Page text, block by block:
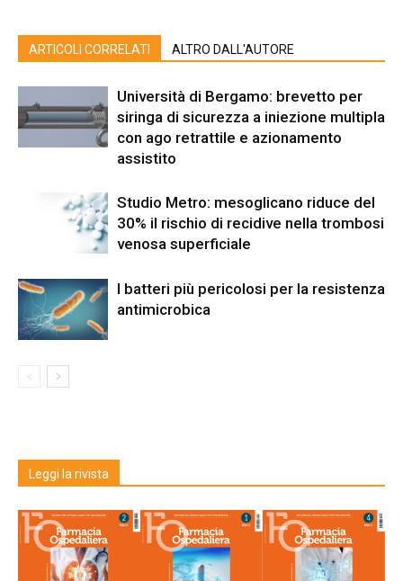
ARTICOLI CORRELATI ALTRO DALL'AUTORE
Università di Bergamo: brevetto per
siringa di sicurezza a iniezione multipla
con ago retrattile e azionamento
assistito
Studio Metro: mesoglicano riduce del
30% il rischio di recidive nella trombosi
venosa superficiale
I batteri più pericolosi per la resistenza
antimicrobica
Leggi la rivista